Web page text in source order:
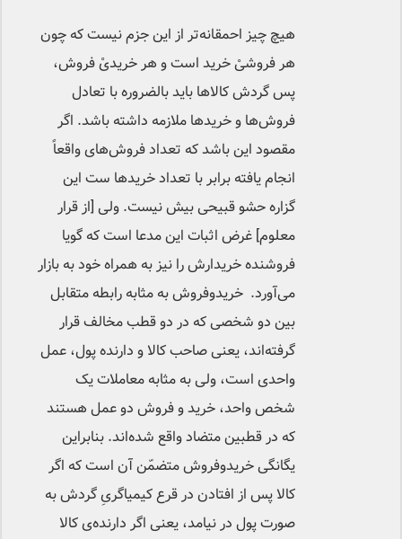
هیچ چیز احمقانه‌تر از این جزم نیست که چون
هر فروشیْ خرید است و هر خریدیْ فروش،
پس گردش کالاها باید بالضروره با تعادل
فروش‌ها و خریدها ملازمه داشته باشد. اگر
مقصود این باشد که تعداد فروش‌های واقعاً
انجام یافته برابر با تعداد خریدها ست این
گزاره حشو قبیحی بیش نیست. ولی [از قرار
معلوم] غرض اثبات این مدعا است که گویا
فروشنده خریدارش را نیز به همراه خود به بازار
می‌آورد. خریدوفروش به مثابه رابطه متقابل
بین دو شخصی که در دو قطب مخالف قرار
گرفته‌اند، یعنی صاحب کالا و دارنده پول، عمل
واحدی است، ولی به مثابه معاملات یک
شخص واحد، خرید و فروش دو عمل هستند
که در قطبین متضاد واقع شده‌اند. بنابراین
یگانگی خریدوفروش متضمّن آن است که اگر
کالا پس از افتادن در قرع کیمیاگریِ گردش به
صورت پول در نیامد، یعنی اگر دارنده‌ی کالا